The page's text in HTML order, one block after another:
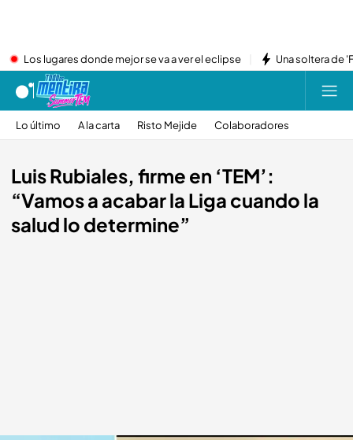
Los lugares donde mejor se va a ver el eclipse Una soltera de
Lo último A la carta Risto Mejide Colaboradores
Luis Rubiales, firme en ‘TEM’:
“Vamos a acabar la Liga cuando la
salud lo determine”